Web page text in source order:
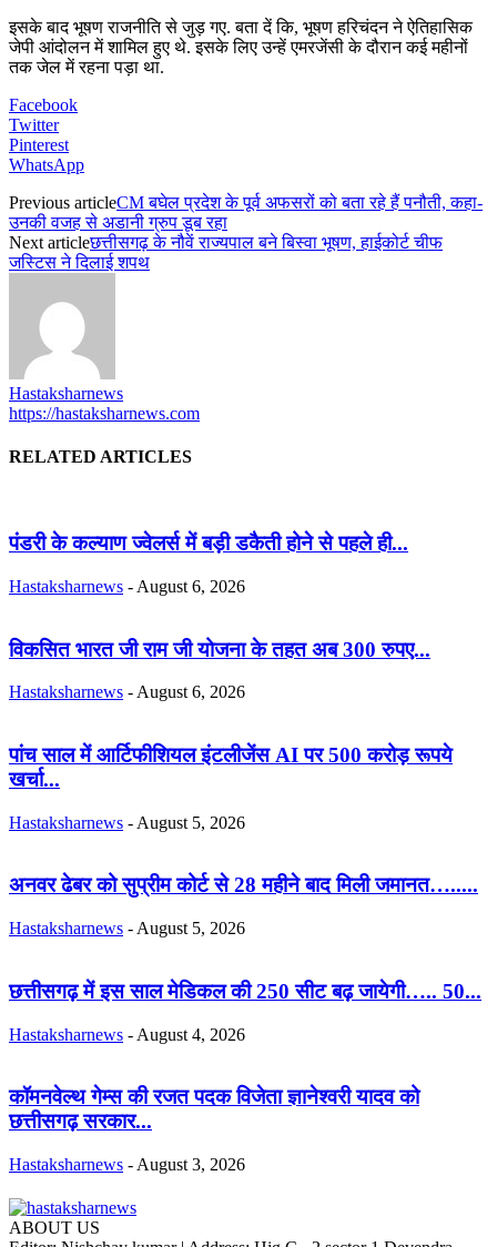
इसके बाद भूषण राजनीति से जुड़ गए. बता दें कि, भूषण हरिचंदन ने ऐतिहासिक
जेपी आंदोलन में शामिल हुए थे. इसके लिए उन्हें एमरजेंसी के दौरान कई महीनों
तक जेल में रहना पड़ा था.
Facebook
Twitter
Pinterest
WhatsApp
Previous articleCM बघेल प्रदेश के पूर्व अफसरों को बता रहे हैं पनौती, कहा-
उनकी वजह से अडानी ग्रुप डूब रहा
Next articleछत्तीसगढ़ के नौवें राज्यपाल बने बिस्वा भूषण, हाईकोर्ट चीफ
जस्टिस ने दिलाई शपथ
Hastaksharnews
https://hastaksharnews.com
RELATED ARTICLES
पंडरी के कल्याण ज्वेलर्स में बड़ी डकैती होने से पहले ही...
Hastaksharnews - August 6, 2026
विकसित भारत जी राम जी योजना के तहत अब 300 रुपए...
Hastaksharnews - August 6, 2026
पांच साल में आर्टिफीशियल इंटलीजेंस AI पर 500 करोड़ रूपये
खर्चा...
Hastaksharnews - August 5, 2026
अनवर ढेबर को सुप्रीम कोर्ट से 28 महीने बाद मिली जमानत….....
Hastaksharnews - August 5, 2026
छत्तीसगढ़ में इस साल मेडिकल की 250 सीट बढ़ जायेगी….. 50...
Hastaksharnews - August 4, 2026
कॉमनवेल्थ गेम्स की रजत पदक विजेता ज्ञानेश्वरी यादव को
छत्तीसगढ़ सरकार...
Hastaksharnews - August 3, 2026
ABOUT US